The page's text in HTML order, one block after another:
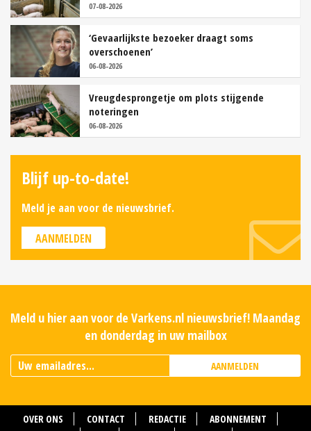
07-08-2026
‘Gevaarlijkste bezoeker draagt soms
overschoenen’
06-08-2026
Vreugdesprongetje om plots stijgende
noteringen
06-08-2026
Blijf up-to-date!
Meld je aan voor de nieuwsbrief.
AANMELDEN
Meld u hier aan voor de Varkens.nl nieuwsbrief! Maandag
en donderdag in uw mailbox
AANMELDEN
OVER ONS CONTACT REDACTIE
ABONNEMENT